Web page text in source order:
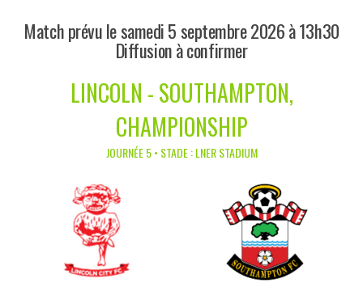
Match prévu le samedi 5 septembre 2026 à 13h30
Diffusion à confirmer
LINCOLN - SOUTHAMPTON,
CHAMPIONSHIP
JOURNÉE 5 • STADE : LNER STADIUM